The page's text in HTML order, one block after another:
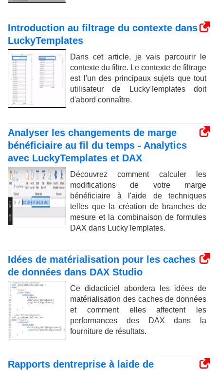
Introduction au filtrage du contexte dans
LuckyTemplates
Dans cet article, je vais parcourir le
contexte du filtre. Le contexte de filtrage
est l'un des principaux sujets que tout
utilisateur de LuckyTemplates doit
d'abord connaître.
Analyser les changements de marge
bénéficiaire au fil du temps - Analytics
avec LuckyTemplates et DAX
Découvrez comment calculer les
modifications de votre marge
bénéficiaire à l'aide de techniques
telles que la création de branches de
mesure et la combinaison de formules
DAX dans LuckyTemplates.
Idées de matérialisation pour les caches
de données dans DAX Studio
Ce didacticiel abordera les idées de
matérialisation des caches de données
et comment elles affectent les
performances des DAX dans la
fourniture de résultats.
Rapports dentreprise à laide de